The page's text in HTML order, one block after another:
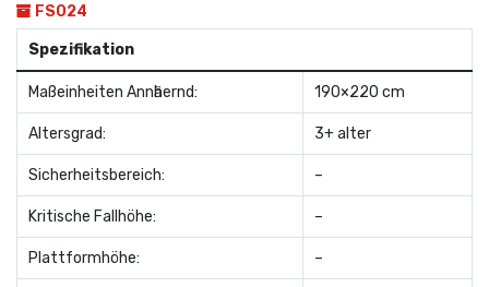
FS024
Spezifikation
Maßeinheiten Annӓhernd: 190×220 cm
Altersgrad: 3+ alter
Sicherheitsbereich: –
Kritische Fallhöhe: –
Plattformhöhe: –